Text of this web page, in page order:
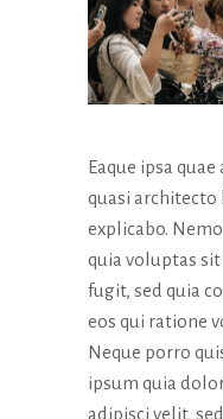
Eaque ipsa
quasi architecto
explicabo.
quia voluptas
fugit, sed quia
eos qui ratione
Neque porro
ipsum quia
adipisci velit,